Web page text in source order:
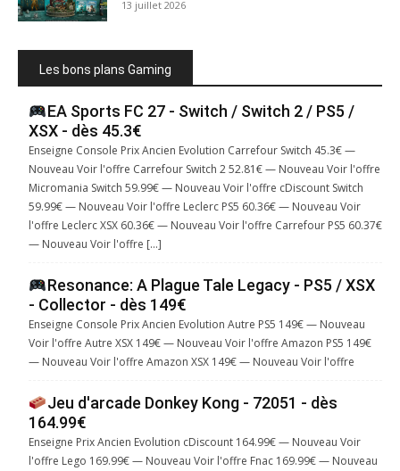
13 juillet 2026
Les bons plans Gaming
EA Sports FC 27 - Switch / Switch 2 / PS5 /
XSX - dès 45.3€
Enseigne Console Prix Ancien Evolution Carrefour Switch 45.3€ —
Nouveau Voir l'offre Carrefour Switch 2 52.81€ — Nouveau Voir l'offre
Micromania Switch 59.99€ — Nouveau Voir l'offre cDiscount Switch
59.99€ — Nouveau Voir l'offre Leclerc PS5 60.36€ — Nouveau Voir
l'offre Leclerc XSX 60.36€ — Nouveau Voir l'offre Carrefour PS5 60.37€
— Nouveau Voir l'offre […]
Resonance: A Plague Tale Legacy - PS5 / XSX
- Collector - dès 149€
Enseigne Console Prix Ancien Evolution Autre PS5 149€ — Nouveau
Voir l'offre Autre XSX 149€ — Nouveau Voir l'offre Amazon PS5 149€
— Nouveau Voir l'offre Amazon XSX 149€ — Nouveau Voir l'offre
Jeu d'arcade Donkey Kong - 72051 - dès
164.99€
Enseigne Prix Ancien Evolution cDiscount 164.99€ — Nouveau Voir
l'offre Lego 169.99€ — Nouveau Voir l'offre Fnac 169.99€ — Nouveau